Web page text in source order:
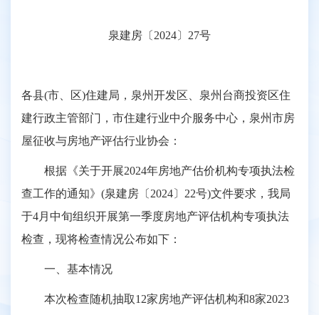
泉建房〔2024〕27号
各县(市、区)住建局，泉州开发区、泉州台商投资区住
建行政主管部门，市住建行业中介服务中心，泉州市房
屋征收与房地产评估行业协会：
根据《关于开展2024年房地产估价机构专项执法检
查工作的通知》(泉建房〔2024〕22号)文件要求，我局
于4月中旬组织开展第一季度房地产评估机构专项执法
检查，现将检查情况公布如下：
一、基本情况
本次检查随机抽取12家房地产评估机构和8家2023